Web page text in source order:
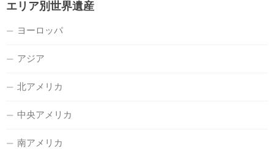
エリア別世界遺産
ヨーロッパ
アジア
北アメリカ
中央アメリカ
南アメリカ